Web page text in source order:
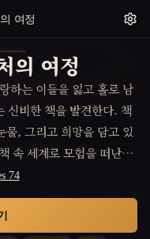
여정
의 여정
하는 이들을 잃고 홀로 남
신비한 책을 발견한다. 책
물, 그리고 희망을 담고 있
속 세계로 모험을 떠난다.
수 없는 위험과 마법적 생
74